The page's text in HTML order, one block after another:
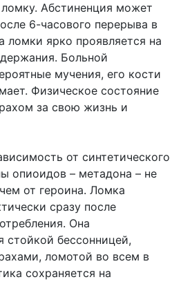
Абстиненция может
6-часового перерыва в
ломки ярко проявляется на
Больной
мучения, его кости
Физическое состояние
за свою жизнь и
от синтетического
опиоидов – метадона – не
от героина. Ломка
сразу после
Она
стойкой бессонницей,
ломотой во всем в
сохраняется на